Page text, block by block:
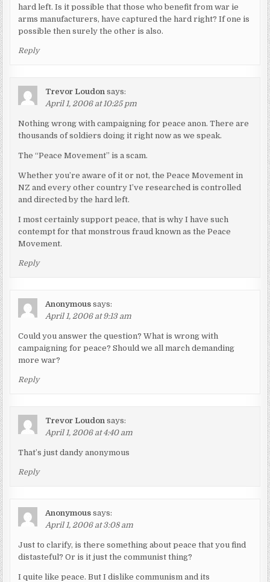
hard left. Is it possible that those who benefit from war ie
arms manufacturers, have captured the hard right? If one is
possible then surely the other is also.
Reply
Trevor Loudon says:
April 1, 2006 at 10:25 pm
Nothing wrong with campaigning for peace anon. There are
thousands of soldiers doing it right now as we speak.
The “Peace Movement” is a scam.
Whether you’re aware of it or not, the Peace Movement in
NZ and every other country I’ve researched is controlled
and directed by the hard left.
I most certainly support peace, that is why I have such
contempt for that monstrous fraud known as the Peace
Movement.
Reply
Anonymous says:
April 1, 2006 at 9:13 am
Could you answer the question? What is wrong with
campaigning for peace? Should we all march demanding
more war?
Reply
Trevor Loudon says:
April 1, 2006 at 4:40 am
That’s just dandy anonymous
Reply
Anonymous says:
April 1, 2006 at 3:08 am
Just to clarify, is there something about peace that you find
distasteful? Or is it just the communist thing?
I quite like peace. But I dislike communism and its